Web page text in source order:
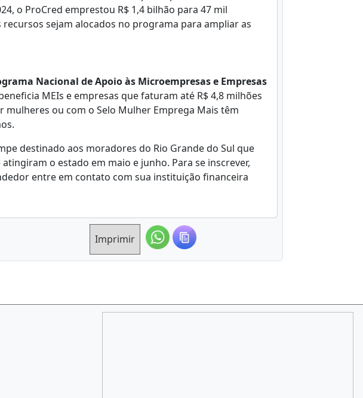
o ProCred emprestou R$ 1,4 bilhão para 47 mil
recursos sejam alocados no programa para ampliar as
Nacional de Apoio às Microempresas e Empresas
MEIs e empresas que faturam até R$ 4,8 milhões
ou com o Selo Mulher Emprega Mais têm
destinado aos moradores do Rio Grande do Sul que
o estado em maio e junho. Para se inscrever,
entre em contato com sua instituição financeira
Imprimir